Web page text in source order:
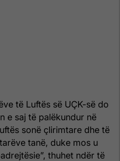
të Luftës së UÇK-së do
e saj të palëkundur në
sonë çlirimtare dhe të
tanë, duke mos u
thuhet ndër të